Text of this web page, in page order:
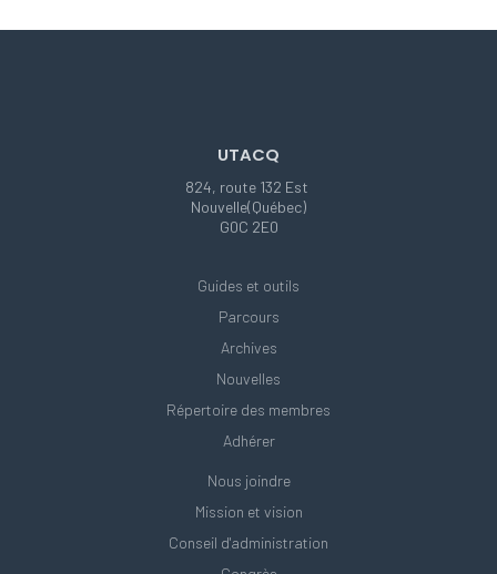
UTACQ
824, route 132 Est
Nouvelle(Québec)
G0C 2E0
Guides et outils
Parcours
Archives
Nouvelles
Répertoire des membres
Adhérer
Nous joindre
Mission et vision
Conseil d'administration